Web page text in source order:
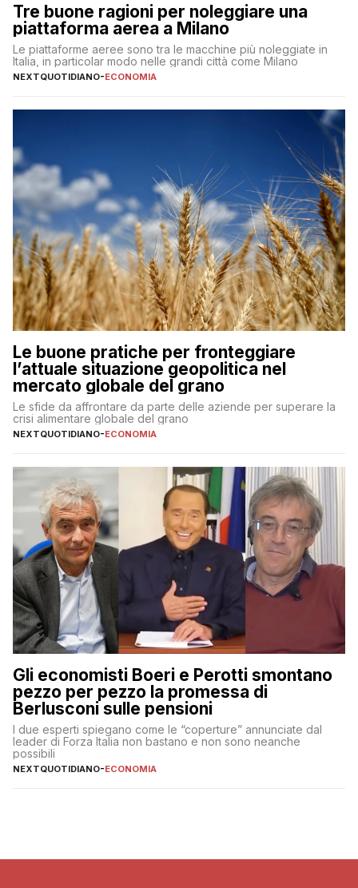
Tre buone ragioni per noleggiare una
piattaforma aerea a Milano
Le piattaforme aeree sono tra le macchine più noleggiate in
Italia, in particolar modo nelle grandi città come Milano
NEXTQUOTIDIANO-ECONOMIA
Le buone pratiche per fronteggiare
l’attuale situazione geopolitica nel
mercato globale del grano
Le sfide da affrontare da parte delle aziende per superare la
crisi alimentare globale del grano
NEXTQUOTIDIANO-ECONOMIA
Gli economisti Boeri e Perotti smontano
pezzo per pezzo la promessa di
Berlusconi sulle pensioni
I due esperti spiegano come le “coperture” annunciate dal
leader di Forza Italia non bastano e non sono neanche
possibili
NEXTQUOTIDIANO-ECONOMIA